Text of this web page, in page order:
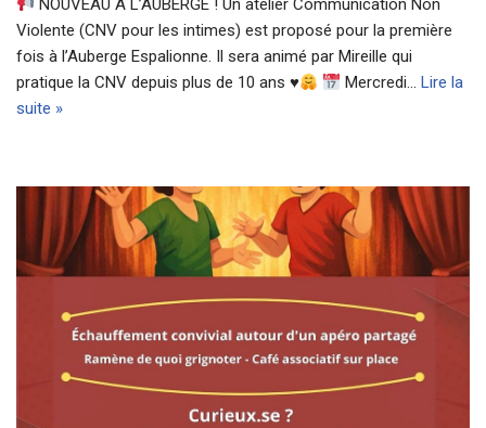
NOUVEAU À L’AUBERGE ! Un atelier Communication Non
Violente (CNV pour les intimes) est proposé pour la première
fois à l’Auberge Espalionne. Il sera animé par Mireille qui
pratique la CNV depuis plus de 10 ans ♥️ Mercredi…Lire la
suite »